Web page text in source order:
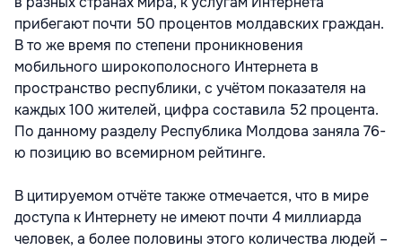
прибегают почти 50 процентов молдавских граждан.
В то же время по степени проникновения
мобильного широкополосного Интернета в
пространство республики, с учётом показателя на
каждых 100 жителей, цифра составила 52 процента.
По данному разделу Республика Молдова заняла 76-
ю позицию во всемирном рейтинге.
В цитируемом отчёте также отмечается, что в мире
доступа к Интернету не имеют почти 4 миллиарда
человек, а более половины этого количества людей –